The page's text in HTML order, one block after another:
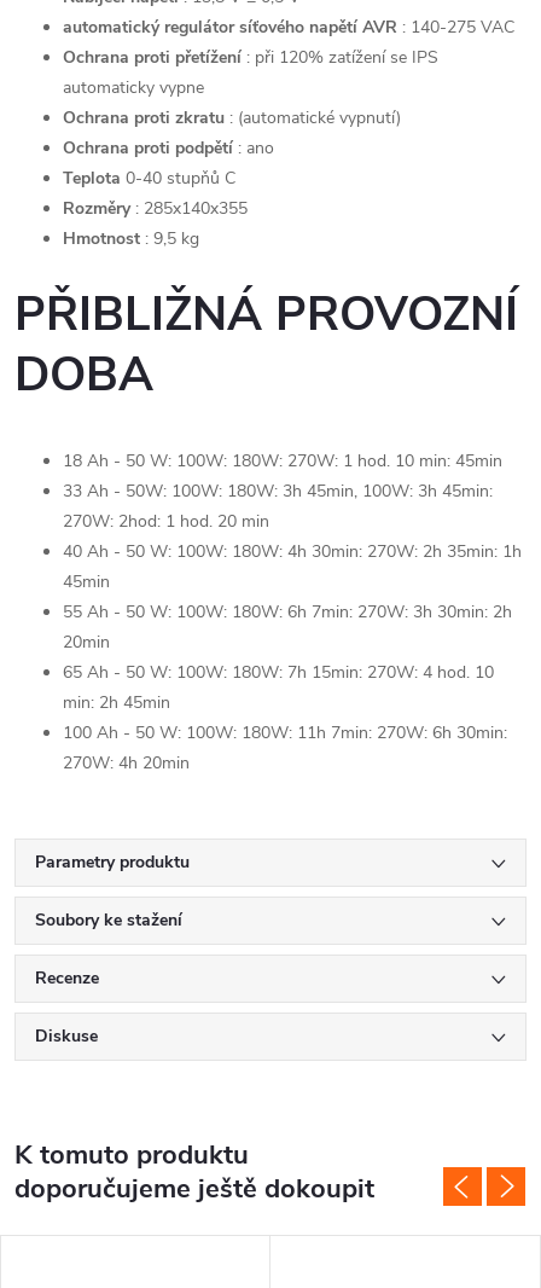
automatický regulátor síťového napětí AVR : 140-275 VAC
Ochrana proti přetížení : při 120% zatížení se IPS
automaticky vypne
Ochrana proti zkratu : (automatické vypnutí)
Ochrana proti podpětí : ano
Teplota 0-40 stupňů C
Rozměry : 285x140x355
Hmotnost : 9,5 kg
PŘIBLIŽNÁ PROVOZNÍ
DOBA
18 Ah - 50 W: 100W: 180W: 270W: 1 hod. 10 min: 45min
33 Ah - 50W: 100W: 180W: 3h 45min, 100W: 3h 45min:
270W: 2hod: 1 hod. 20 min
40 Ah - 50 W: 100W: 180W: 4h 30min: 270W: 2h 35min: 1h
45min
55 Ah - 50 W: 100W: 180W: 6h 7min: 270W: 3h 30min: 2h
20min
65 Ah - 50 W: 100W: 180W: 7h 15min: 270W: 4 hod. 10
min: 2h 45min
100 Ah - 50 W: 100W: 180W: 11h 7min: 270W: 6h 30min:
270W: 4h 20min
Parametry produktu
Soubory ke stažení
Recenze
Diskuse
K tomuto produktu
doporučujeme ještě dokoupit